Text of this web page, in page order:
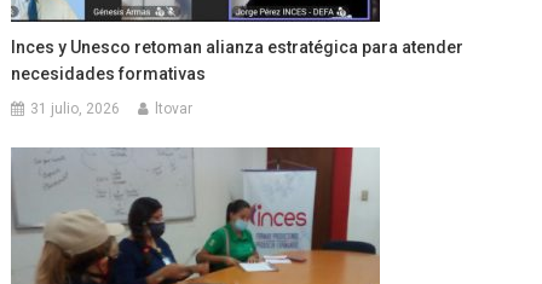
Inces y Unesco retoman alianza estratégica para atender
necesidades formativas
31 julio, 2026 ltovar